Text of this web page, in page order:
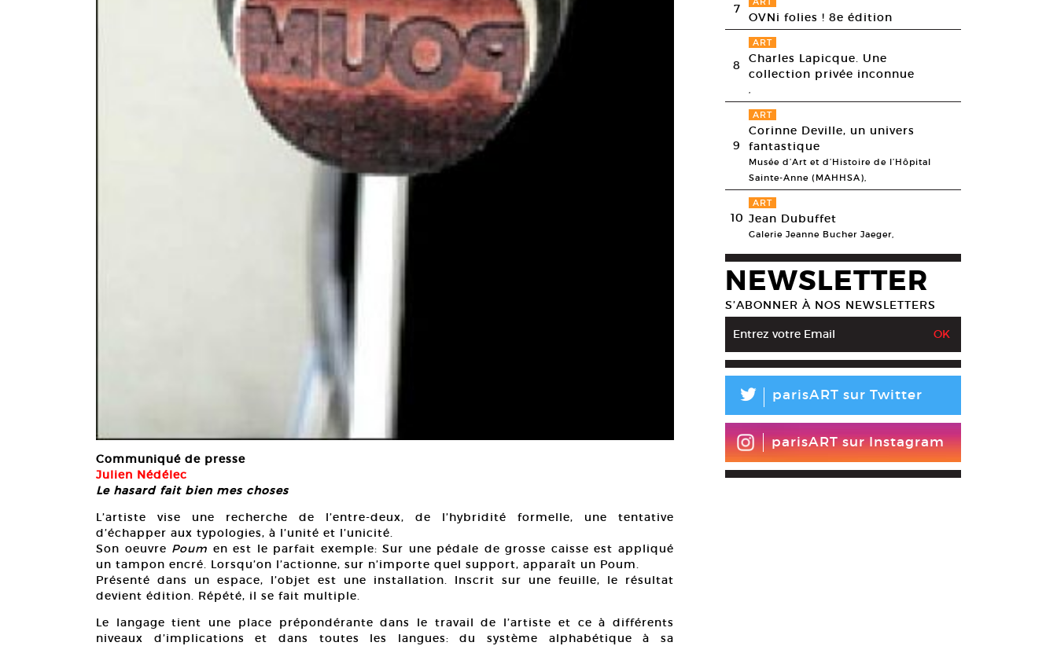
Communiqué de presse
Julien Nédélec
Le hasard fait bien mes choses
L’artiste vise une recherche de l’entre-deux, de l’hybridité formelle, une tentative
d’échapper aux typologies, à l’unité et l’unicité.
Son oeuvre Poum en est le parfait exemple: Sur une pédale de grosse caisse est appliqué
un tampon encré. Lorsqu’on l’actionne, sur n’importe quel support, apparaît un Poum.
Présenté dans un espace, l’objet est une installation. Inscrit sur une feuille, le résultat
devient édition. Répété, il se fait multiple.
Le langage tient une place prépondérante dans le travail de l’artiste et ce à différents
niveaux d’implications et dans toutes les langues: du système alphabétique à sa
7
OVNi folies ! 8e édition
8
ART
Charles Lapicque. Une
collection privée inconnue
,
9
ART
Corinne Deville, un univers
fantastique
Musée d’Art et d’Histoire de l’Hôpital
Sainte-Anne (MAHHSA),
10
ART
Jean Dubuffet
Galerie Jeanne Bucher Jaeger,
NEWSLETTER
S’ABONNER À NOS NEWSLETTERS
L parisART sur Twitter
parisART sur Instagram